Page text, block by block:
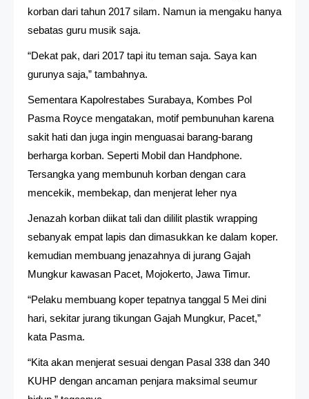
korban dari tahun 2017 silam. Namun ia mengaku hanya
sebatas guru musik saja.
“Dekat pak, dari 2017 tapi itu teman saja. Saya kan
gurunya saja,” tambahnya.
Sementara Kapolrestabes Surabaya, Kombes Pol
Pasma Royce mengatakan, motif pembunuhan karena
sakit hati dan juga ingin menguasai barang-barang
berharga korban. Seperti Mobil dan Handphone.
Tersangka yang membunuh korban dengan cara
mencekik, membekap, dan menjerat leher nya
Jenazah korban diikat tali dan dililit plastik wrapping
sebanyak empat lapis dan dimasukkan ke dalam koper.
kemudian membuang jenazahnya di jurang Gajah
Mungkur kawasan Pacet, Mojokerto, Jawa Timur.
“Pelaku membuang koper tepatnya tanggal 5 Mei dini
hari, sekitar jurang tikungan Gajah Mungkur, Pacet,”
kata Pasma.
“Kita akan menjerat sesuai dengan Pasal 338 dan 340
KUHP dengan ancaman penjara maksimal seumur